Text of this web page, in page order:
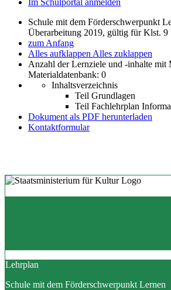
Im Schulportal anmelden
Schule mit dem Förderschwerpunkt
Überarbeitung 2019, gültig für Klst. 9
zum Anfang
Alles aufklappen Alles zuklappen
Anzahl der Lernziele und -inhalte mit
Materialdatenbank: 0
Inhaltsverzeichnis
Teil Grundlagen
Teil Fachlehrplan
Dokument als PDF herunterladen
Kontaktformular
Lehrplan
Schule mit dem Förderschwerpunkt Lernen